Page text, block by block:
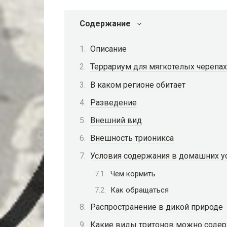
Содержание
Описание
Террариум для мягкотелых черепах
В каком регионе обитает
Разведение
Внешний вид
Внешность трионикса
Условия содержания в домашних
Чем кормить
Как обращаться
Распространение в дикой природе
Какие виды тритонов можно